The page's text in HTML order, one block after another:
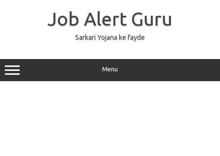
Job Alert Guru
Sarkari Yojana ke fayde
Menu